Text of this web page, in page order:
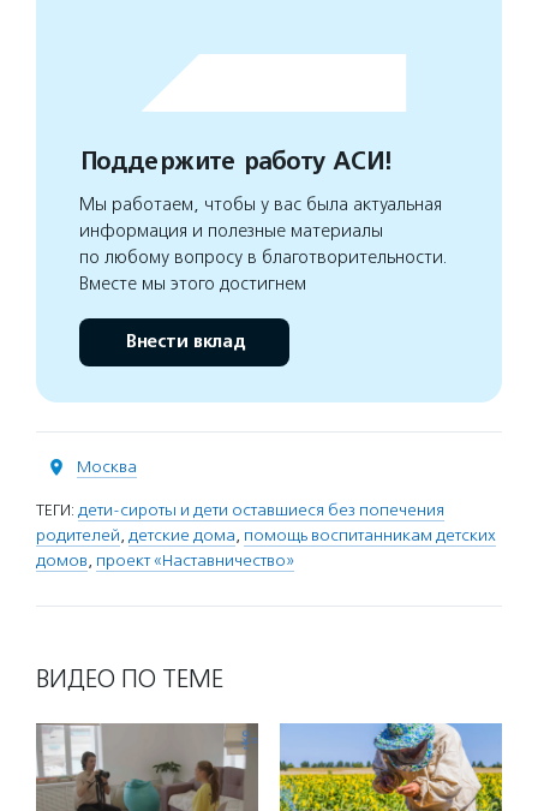
Поддержите работу АСИ!
Мы работаем, чтобы у вас была актуальная
информация и полезные материалы
по любому вопросу в благотворительности.
Вместе мы этого достигнем
Внести вклад
Москва
ТЕГИ: дети-сироты и дети оставшиеся без попечения
родителей, детские дома, помощь воспитанникам детских
домов, проект «Наставничество»
ВИДЕО ПО ТЕМЕ